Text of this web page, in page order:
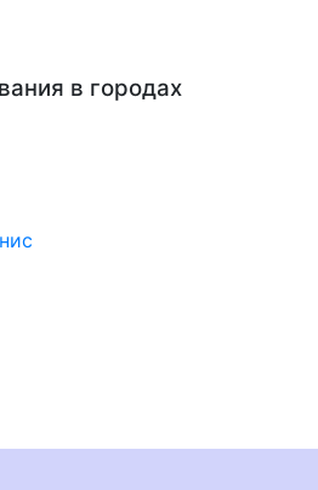
в городах